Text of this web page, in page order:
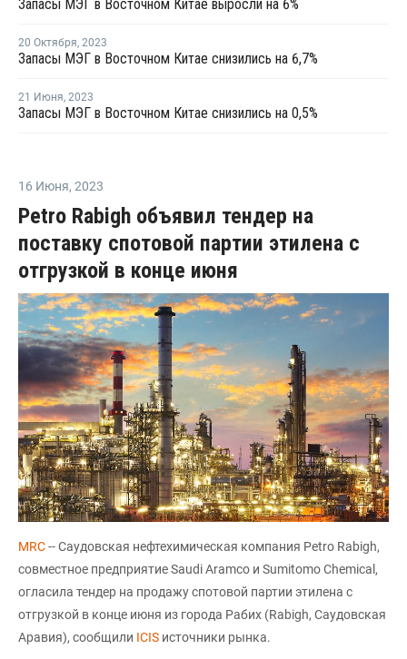
Запасы МЭГ в Восточном Китае выросли на 6%
20 Октября, 2023
Запасы МЭГ в Восточном Китае снизились на 6,7%
21 Июня, 2023
Запасы МЭГ в Восточном Китае снизились на 0,5%
16 Июня, 2023
Petro Rabigh объявил тендер на
поставку спотовой партии этилена с
отгрузкой в конце июня
MRC-- Саудовская нефтехимическая компания Petro Rabigh,
совместное предприятие Saudi Aramco и Sumitomo Chemical,
огласила тендер на продажу спотовой партии этилена с
отгрузкой в конце июня из города Рабих (Rabigh, Саудовская
Аравия), сообщили ICIS источники рынка.